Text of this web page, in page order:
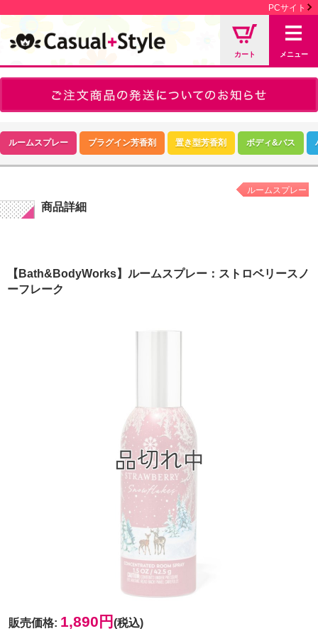
PCサイト
カート メニュー
ルームスプレー プラグイン芳香剤 置き型芳香剤 ボディ&バス
商品詳細
ルームスプレー
【Bath&BodyWorks】ルームスプレー：ストロベリースノ
ーフレーク
販売価格: 1,890円 (税込)